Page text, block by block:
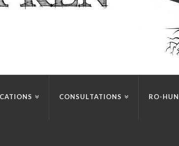
CONSULTATIONS RO-HUN